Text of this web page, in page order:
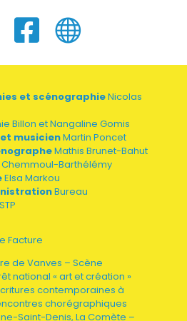
 
et scénographieNicolas
Billon et Nangaline Gomis
musicienMartin Poncet
Mathis Brunet-Bahut
Chemmoul-Barthélémy
Elsa Markou
Bureau
Facture
de Vanves – Scène
national « art et création »
contemporaines à
chorégraphiques
Saint-Denis, La Comète –